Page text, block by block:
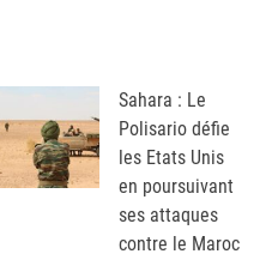
Sahara : Le
Polisario défie
les Etats Unis
en poursuivant
ses attaques
contre le Maroc